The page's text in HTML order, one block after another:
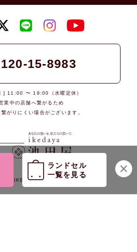
ランドセル
一覧を見る
15-8983
] 11:00 〜 19:00（水曜定休）
業中の店舗へ繋がるため
がりにくい場合がございます。
IKEDAYA Co., Ltd.